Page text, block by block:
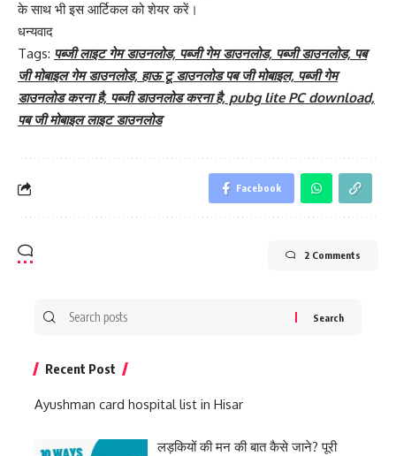
के साथ भी इस आर्टिकल को शेयर करें।
धन्यवाद
Tags: पब्जी लाइट गेम डाउनलोड, पब्जी गेम डाउनलोड, पब्जी डाउनलोड, पब
जी मोबाइल गेम डाउनलोड, हाऊ टू डाउनलोड पब जी मोबाइल, पब्जी गेम
डाउनलोड करना है, पब्जी डाउनलोड करना है, pubg lite PC download,
पब जी मोबाइल लाइट डाउनलोड
Facebook
2 Comments
Search
Recent Post
Ayushman card hospital list in Hisar
लड़कियों की मन की बात कैसे जाने? पूरी